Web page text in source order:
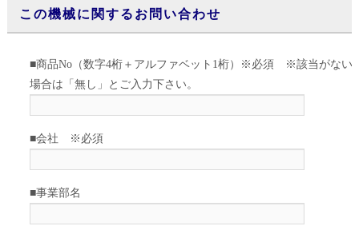
この機械に関するお問い合わせ